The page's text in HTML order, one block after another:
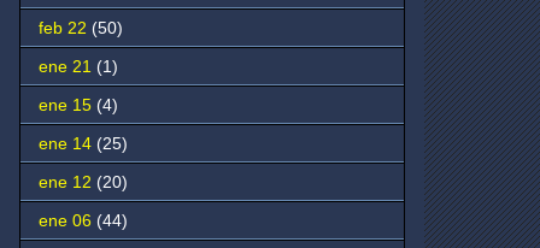
feb 22 (50)
ene 21 (1)
ene 15 (4)
ene 14 (25)
ene 12 (20)
ene 06 (44)